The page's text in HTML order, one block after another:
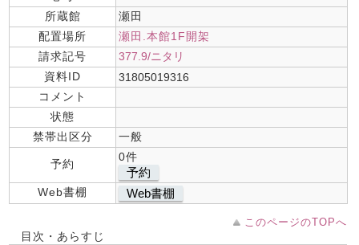
所蔵館
瀬田
配置場所
瀬田.本館1F開架
請求記号
377.9/ニタリ
資料ID
31805019316
コメント
状態
禁帯出区分
一般
予約
0件
予約
Web書棚 Web書棚
このページのTOPへ
目次・あらすじ